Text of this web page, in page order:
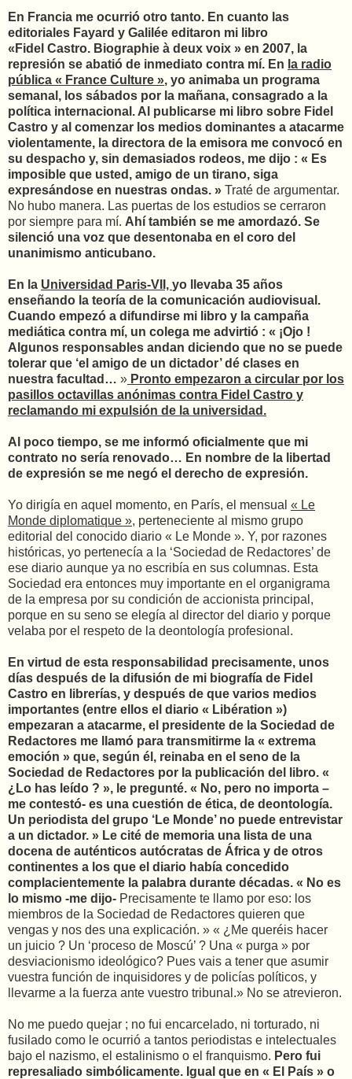
En Francia me ocurrió otro tanto. En cuanto las
editoriales Fayard y Galilée editaron mi libro
«Fidel Castro. Biographie à deux voix » en 2007, la
represión se abatió de inmediato contra mí. En la radio
pública « France Culture », yo animaba un programa
semanal, los sábados por la mañana, consagrado a la
política internacional. Al publicarse mi libro sobre Fidel
Castro y al comenzar los medios dominantes a atacarme
violentamente, la directora de la emisora me convocó en
su despacho y, sin demasiados rodeos, me dijo : « Es
imposible que usted, amigo de un tirano, siga
expresándose en nuestras ondas. » Traté de argumentar.
No hubo manera. Las puertas de los estudios se cerraron
por siempre para mí. Ahí también se me amordazó. Se
silenció una voz que desentonaba en el coro del
unanimismo anticubano.
En la Universidad Paris-VII, yo llevaba 35 años
enseñando la teoría de la comunicación audiovisual.
Cuando empezó a difundirse mi libro y la campaña
mediática contra mí, un colega me advirtió : « ¡Ojo !
Algunos responsables andan diciendo que no se puede
tolerar que ‘el amigo de un dictador’ dé clases en
nuestra facultad… » Pronto empezaron a circular por los
pasillos octavillas anónimas contra Fidel Castro y
reclamando mi expulsión de la universidad.
Al poco tiempo, se me informó oficialmente que mi
contrato no sería renovado… En nombre de la libertad
de expresión se me negó el derecho de expresión.
Yo dirigía en aquel momento, en París, el mensual « Le
Monde diplomatique », perteneciente al mismo grupo
editorial del conocido diario « Le Monde ». Y, por razones
históricas, yo pertenecía a la ‘Sociedad de Redactores’ de
ese diario aunque ya no escribía en sus columnas. Esta
Sociedad era entonces muy importante en el organigrama
de la empresa por su condición de accionista principal,
porque en su seno se elegía al director del diario y porque
velaba por el respeto de la deontología profesional.
En virtud de esta responsabilidad precisamente, unos
días después de la difusión de mi biografía de Fidel
Castro en librerías, y después de que varios medios
importantes (entre ellos el diario « Libération »)
empezaran a atacarme, el presidente de la Sociedad de
Redactores me llamó para transmitirme la « extrema
emoción » que, según él, reinaba en el seno de la
Sociedad de Redactores por la publicación del libro. «
¿Lo has leído ? », le pregunté. « No, pero no importa –
me contestó- es una cuestión de ética, de deontología.
Un periodista del grupo ‘Le Monde’ no puede entrevistar
a un dictador. » Le cité de memoria una lista de una
docena de auténticos autócratas de África y de otros
continentes a los que el diario había concedido
complacientemente la palabra durante décadas. « No es
lo mismo -me dijo- Precisamente te llamo por eso: los
miembros de la Sociedad de Redactores quieren que
vengas y nos des una explicación. » « ¿Me queréis hacer
un juicio ? Un ‘proceso de Moscú’ ? Una « purga » por
desviacionismo ideológico? Pues vais a tener que asumir
vuestra función de inquisidores y de policías políticos, y
llevarme a la fuerza ante vuestro tribunal.» No se atrevieron.
No me puedo quejar ; no fui encarcelado, ni torturado, ni
fusilado como le ocurrió a tantos periodistas e intelectuales
bajo el nazismo, el estalinismo o el franquismo. Pero fui
represaliado simbólicamente. Igual que en « El País » o